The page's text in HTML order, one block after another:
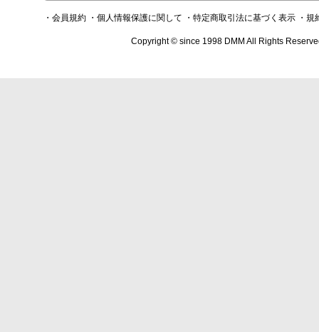
・会員規約 ・個人情報保護に関して ・特定商取引法に基づく表示 ・規
Copyright © since 1998 DMM All Rights